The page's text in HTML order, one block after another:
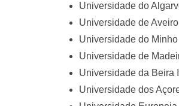
Universidade do
Universidade de Aveiro
Universidade do Minho
Universidade de
Universidade da Beira
Universidade dos